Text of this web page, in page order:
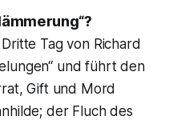
Tag von Richard
und führt den
Gift und Mord
der Fluch des